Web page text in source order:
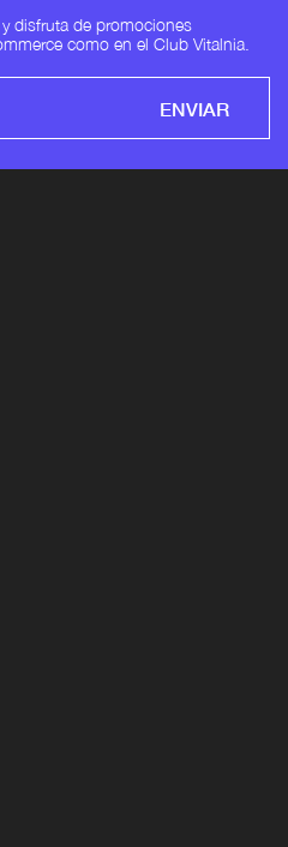
disfruta de promociones
como en el Club Vitalnia.
ENVIAR